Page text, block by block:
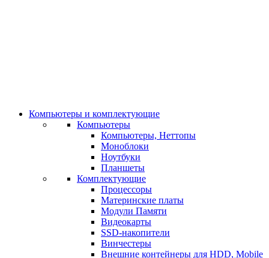
Компьютеры и комплектующие
Компьютеры
Компьютеры, Неттопы
Моноблоки
Ноутбуки
Планшеты
Комплектующие
Процессоры
Материнские платы
Модули Памяти
Видеокарты
SSD-накопители
Винчестеры
Внешние контейнеры для HDD, Mobile